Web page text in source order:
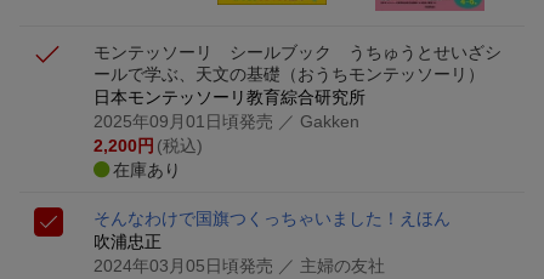
モンテッソーリ シールブック うちゅうとせいざシ
ールで学ぶ、天文の基礎 （おうちモンテッソーリ）
日本モンテッソーリ教育綜合研究所
2025年09月01日頃発売 ／ Gakken
2,200円 (税込)
在庫あり
そんなわけで国旗つくっちゃいました！えほん
吹浦忠正
2024年03月05日頃発売 ／ 主婦の友社